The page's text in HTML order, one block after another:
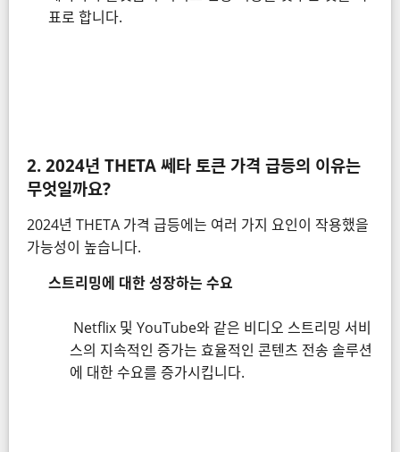
표로 합니다.
2. 2024년 THETA 쎄타 토큰 가격 급등의 이유는
무엇일까요?
2024년 THETA 가격 급등에는 여러 가지 요인이 작용했을
가능성이 높습니다.
스트리밍에 대한 성장하는 수요
Netflix 및 YouTube와 같은 비디오 스트리밍 서비
스의 지속적인 증가는 효율적인 콘텐츠 전송 솔루션
에 대한 수요를 증가시킵니다.